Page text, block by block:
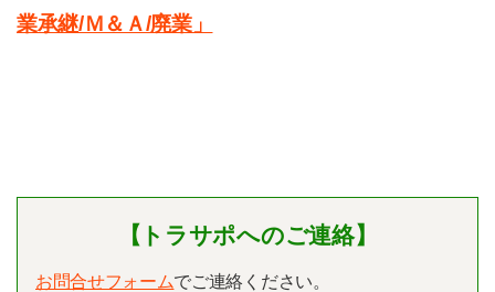
業承継/Ｍ＆Ａ/廃業」
【トラサポへのご連絡】
お問合せフォームでご連絡ください。